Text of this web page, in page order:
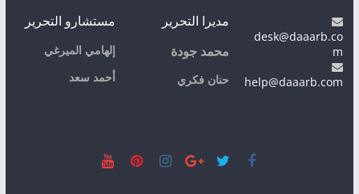
desk@daaarb.co
m
help@daaarb.com
مديرا التحرير
محمد جودة
حنان فكري
مستشارو التحرير
إلهامي الميرغي
أحمد سعد